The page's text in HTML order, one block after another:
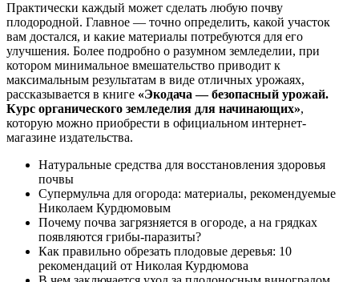
Практически каждый может сделать любую почву
плодородной. Главное — точно определить, какой участок
вам достался, и какие материалы потребуются для его
улучшения. Более подробно о разумном земледелии, при
котором минимальное вмешательство приводит к
максимальным результатам в виде отличных урожаях,
рассказывается в книге «Экодача — безопасный урожай.
Курс органического земледелия для начинающих»,
которую можно приобрести в официальном интернет-
магазине издательства.
Натуральные средства для восстановления здоровья
почвы
Супермульча для огорода: материалы, рекомендуемые
Николаем Курдюмовым
Почему почва загрязняется в огороде, а на грядках
появляются грибы-паразиты?
Как правильно обрезать плодовые деревья: 10
рекомендаций от Николая Курдюмова